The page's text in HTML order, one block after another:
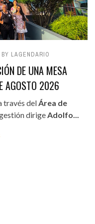
BY LAGENDARIO
DE UNA MESA
AGOSTO 2026
través delÁrea de
dirigeAdolfo...